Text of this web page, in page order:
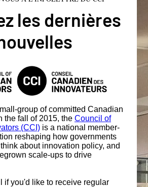
les dernières